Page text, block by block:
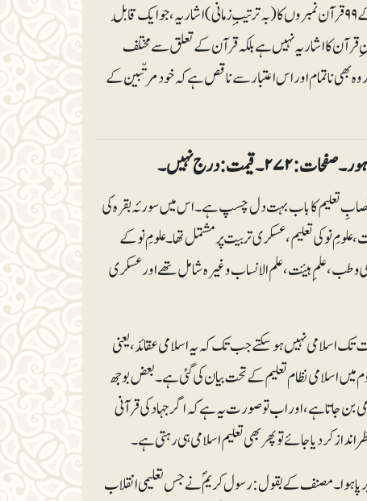
آخر میں ایک تو پروفیسر اقبال جاوید صاحب کا مرتّبہ اشاریہ شامل ہے، اوّل: رسائل و جرائد کے ۹۹ قرآن نمبروں کا (بہ ترتیبِ زمانی) اشاریہ، جو ایک قابلِ
قرآن کا اشاریہ نہیں ہے بلکہ قرآن کے تعلق سے مختلف
بھی ناتمام اور اس اعتبار سے ناقص ہے کہ خود مرتّبین کے
قیمت: درج نہیں۔
نصابِ تعلیم کا باب بہت دل چسپ ہے۔ اس میں سورئہ بقرہ کی
علومِ نو کی تعلیم، عسکری تربیت پر مشتمل تھا۔علومِ نو کے
و طب، علمِ ہیئت، علم الانساب وغیرہ شامل تھے اور عسکری
تک اسلامی نہیں ہوسکتے جب تک کہ یہ اسلامی عقائد، یعنی
اسلامی نظام تعلیم کے تحت بیان کی گئی ہے۔ بعض بوجھ
بن جاتاہے، اور اب تو صورت یہ ہے کہ اگر جہاد کی قرآنی
کردیا جائے تو پھر بھی تعلیم اسلامی ہی رہتی ہے۔
برپا ہوا۔ مصنف کے بقول: رسول کریمؐ نے جس تعلیمی انقلاب